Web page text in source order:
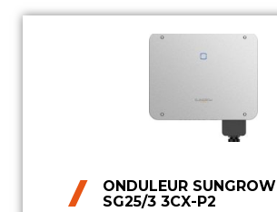
ONDULEUR SUNGROW
SG25/3 3CX-P2